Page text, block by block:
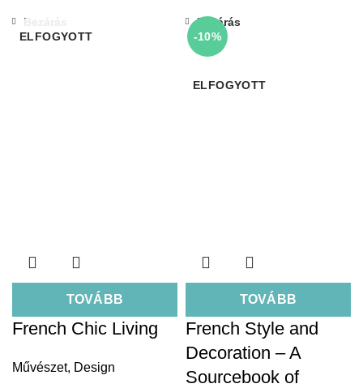
ELFOGYOTT
TOVÁBB
Bezárás
French Chic Living
Művészet, Design
-10%
ELFOGYOTT
TOVÁBB
Bezárás
French Style and
Decoration – A
Sourcebook of